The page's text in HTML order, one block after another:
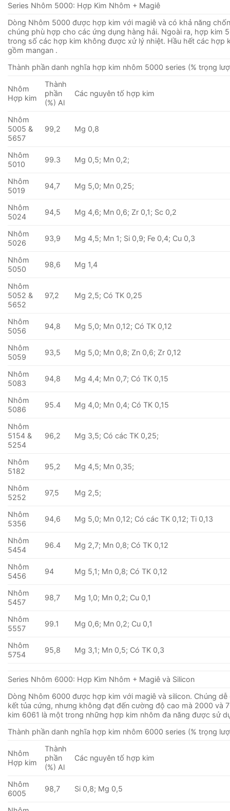
Series Nhôm 5000: Hợp Kim Nhôm + Magiê
Dòng Nhôm 5000 được hợp kim với magiê và có khả năng
chúng phù hợp cho các ứng dụng hàng hải. Ngoài ra, hợp kim
trong số các hợp kim không được xử lý nhiệt. Hầu hết các hợp
gồm mangan .
Thành phần danh nghĩa hợp kim nhôm 5000 series (% trọng
Nhôm
Hợp kim
Thành
phần
(%) Al
Các nguyên tố hợp kim
Nhôm
5005 &
5657
99,2 Mg 0,8
Nhôm
5010
99.3 Mg 0,5; Mn 0,2;
Nhôm
5019
94,7 Mg 5,0; Mn 0,25;
Nhôm
5024
94,5 Mg 4,6; Mn 0,6; Zr 0,1; Sc 0,2
Nhôm
5026
93,9 Mg 4,5; Mn 1; Si 0,9; Fe 0,4; Cu 0,3
Nhôm
5050
98,6 Mg 1,4
Nhôm
5052 &
5652
97,2 Mg 2,5; Có TK 0,25
Nhôm
5056
94,8 Mg 5,0; Mn 0,12; Có TK 0,12
Nhôm
5059
93,5 Mg 5,0; Mn 0,8; Zn 0,6; Zr 0,12
Nhôm
5083
94,8 Mg 4,4; Mn 0,7; Có TK 0,15
Nhôm
5086
95.4 Mg 4,0; Mn 0,4; Có TK 0,15
Nhôm
5154 &
5254
96,2 Mg 3,5; Có các TK 0,25;
Nhôm
5182
95,2 Mg 4,5; Mn 0,35;
Nhôm
5252
97,5 Mg 2,5;
Nhôm
5356
94,6 Mg 5,0; Mn 0,12; Có các TK 0,12; Ti 0,13
Nhôm
5454
96.4 Mg 2,7; Mn 0,8; Có TK 0,12
Nhôm
5456
94 Mg 5,1; Mn 0,8; Có TK 0,12
Nhôm
5457
98,7 Mg 1,0; Mn 0,2; Cu 0,1
Nhôm
5557
99.1 Mg 0,6; Mn 0,2; Cu 0,1
Nhôm
5754
95,8 Mg 3,1; Mn 0,5; Có TK 0,3
Series Nhôm 6000: Hợp Kim Nhôm + Magiê và Silicon
Dòng Nhôm 6000 được hợp kim với magiê và silicon. Chúng
kết tủa cứng, nhưng không đạt đến cường độ cao mà 2000 và
kim 6061 là một trong những hợp kim nhôm đa ​​năng được sử
Thành phần danh nghĩa hợp kim nhôm 6000 series (% trọng
Nhôm
Hợp kim
Thành
phần
(%) Al
Các nguyên tố hợp kim
Nhôm
6005
98,7 Si 0,8; Mg 0,5